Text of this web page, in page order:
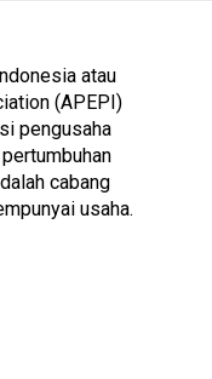
atau
(APEPI)
pengusaha
cabang
usaha.